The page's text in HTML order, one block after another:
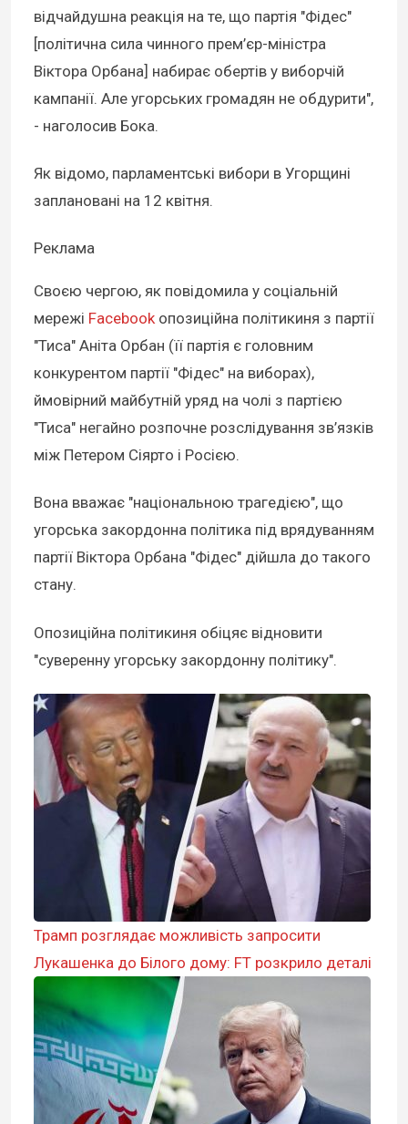
відчайдушна реакція на те, що партія "Фідес"
[політична сила чинного прем’єр-міністра
Віктора Орбана] набирає обертів у виборчій
кампанії. Але угорських громадян не обдурити",
- наголосив Бока.
Як відомо, парламентські вибори в Угорщині
заплановані на 12 квітня.
Реклама
Своєю чергою, як повідомила у соціальній
мережі Facebookопозиційна політикиня з партії
"Тиса" Аніта Орбан (її партія є головним
конкурентом партії "Фідес" на виборах),
ймовірний майбутній уряд на чолі з партією
"Тиса" негайно розпочне розслідування зв’язків
між Петером Сіярто і Росією.
Вона вважає "національною трагедією", що
угорська закордонна політика під врядуванням
партії Віктора Орбана "Фідес" дійшла до такого
стану.
Опозиційна політикиня обіцяє відновити
"суверенну угорську закордонну політику".
Трамп розглядає можливість запросити
Лукашенка до Білого дому: FT розкрило деталі